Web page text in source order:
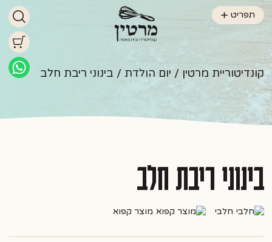
תפריט
קונדיטוריית מרטין / יום הולדת / בינוני ריבת חלב
בינוני ריבת חלב
חלבי מוצר קפוא